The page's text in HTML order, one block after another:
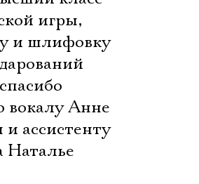
игры,
и шлифовку
вокалу Анне
ассистенту
Наталье